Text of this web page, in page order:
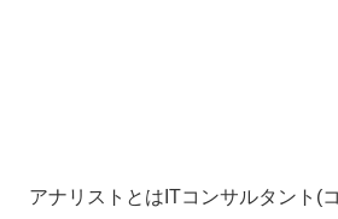
アナリストとはITコンサルタント(